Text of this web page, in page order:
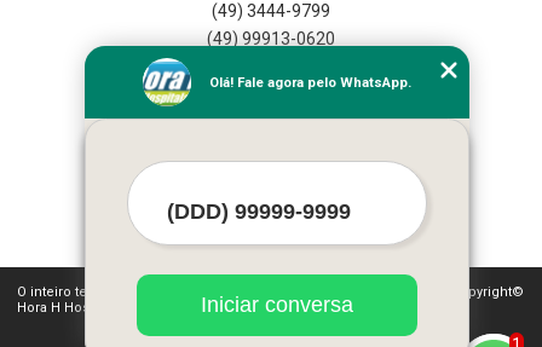
(49) 3444-9799
(49) 99913-0620
Home
Contato
O inteiro teor deste site está sujeito à proteção de direitos autorais. Copyright©
Hora H Hospitalar (Lei 9610 de 19/02/1998)
Olá! Fale agora pelo WhatsApp.
Iniciar conversa